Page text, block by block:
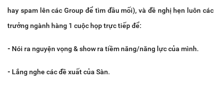
hay spam lên các Group để tìm đầu mối), và đề nghị hẹn luôn các
trưởng ngành hàng 1 cuộc họp trực tiếp để:
- Nói ra nguyện vọng & show ra tiềm năng/năng lực của mình.
- Lắng nghe các đề xuất của Sàn.